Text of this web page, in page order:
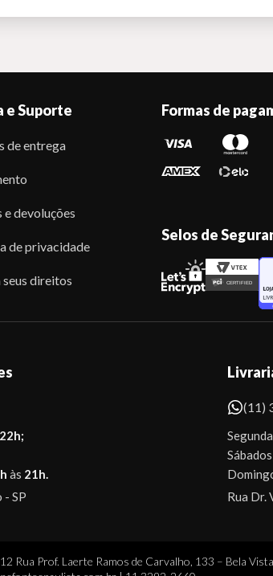
e Suporte
de entrega
e devoluções
de privacidade
seus direitos
Formas de
Selos de
22h;
às 21h.
- SP
(11)
Rua Dr.
Prof. Laerte Ramos de Carvalho, 133 – Bela